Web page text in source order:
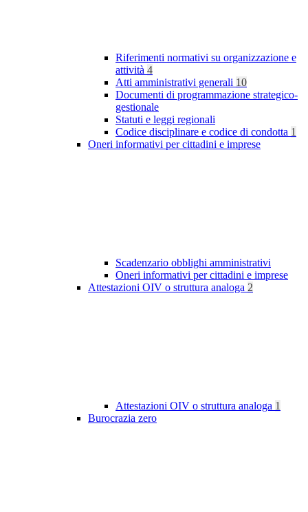
Riferimenti normativi su organizzazione e
attività 4
Atti amministrativi generali 10
Documenti di programmazione strategico-
gestionale
Statuti e leggi regionali
Codice disciplinare e codice di condotta 1
Oneri informativi per cittadini e imprese
Scadenzario obblighi amministrativi
Oneri informativi per cittadini e imprese
Attestazioni OIV o struttura analoga 2
Attestazioni OIV o struttura analoga 1
Burocrazia zero